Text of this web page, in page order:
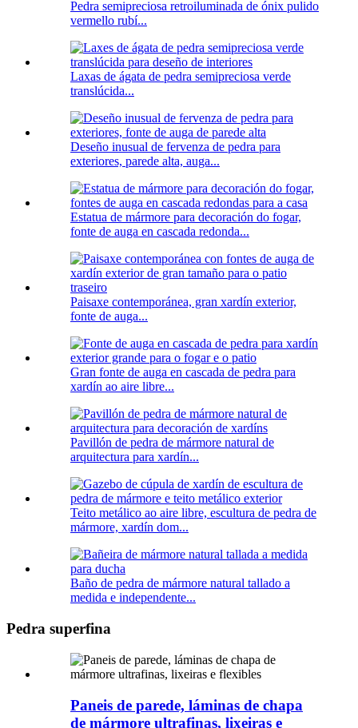
Pedra semipreciosa retroiluminada de ónix pulido
vermello rubí...
Laxas de ágata de pedra semipreciosa verde
translúcida...
Deseño inusual de fervenza de pedra para
exteriores, parede alta, auga...
Estatua de mármore para decoración do fogar,
fonte de auga en cascada redonda...
Paisaxe contemporánea, gran xardín exterior,
fonte de auga...
Gran fonte de auga en cascada de pedra para
xardín ao aire libre...
Pavillón de pedra de mármore natural de
arquitectura para xardín...
Teito metálico ao aire libre, escultura de pedra de
mármore, xardín dom...
Baño de pedra de mármore natural tallado a
medida e independente...
Pedra superfina
Paneis de parede, láminas de chapa
de mármore ultrafinas, lixeiras e